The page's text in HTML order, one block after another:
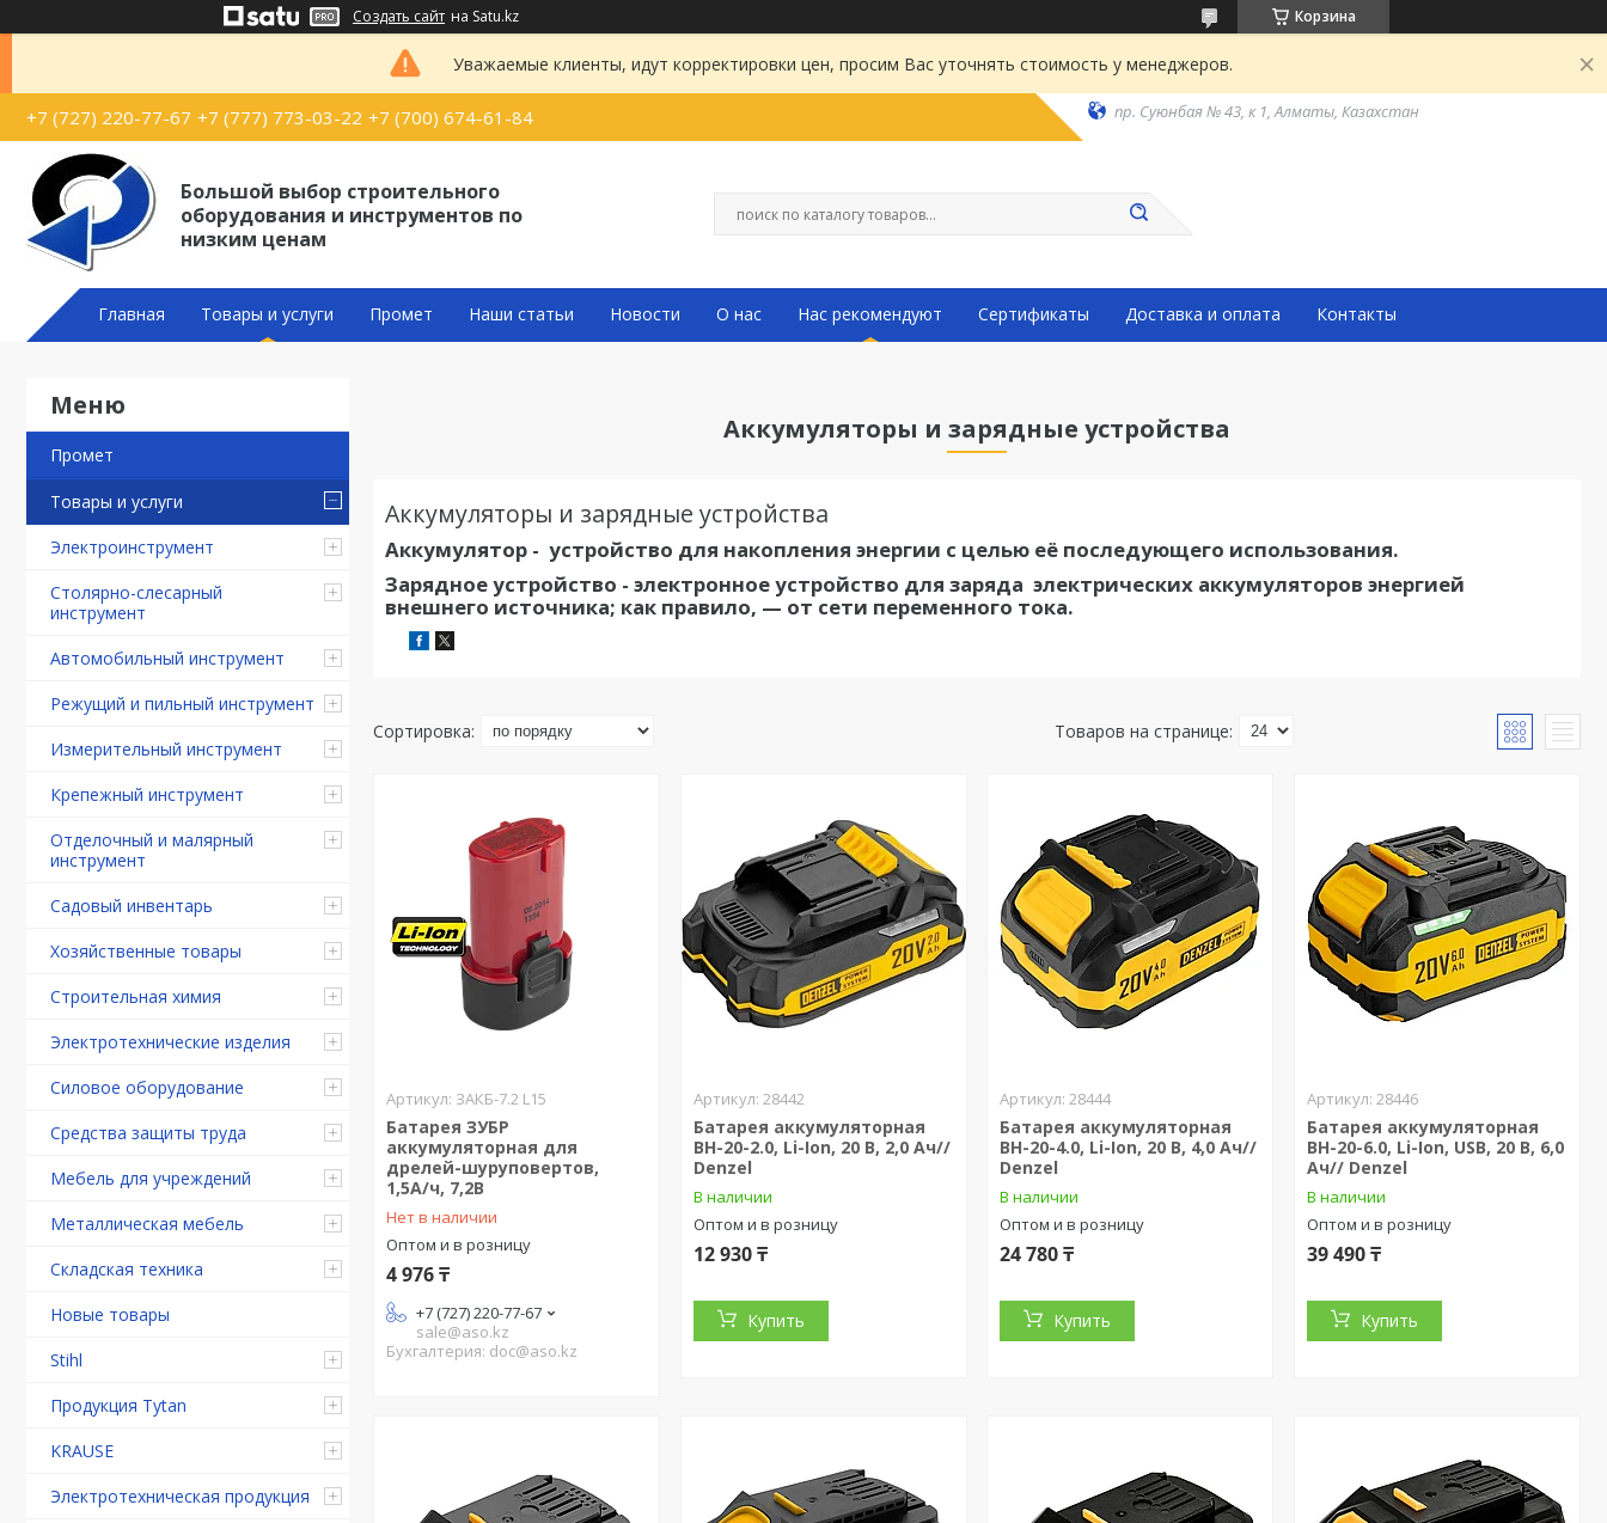
Создать сайт на Satu.kz Корзина
Уважаемые клиенты, идут корректировки цен, просим Вас уточнять стоимость у менеджеров.
+7 (727) 220-77-67 +7 (777) 773-03-22 +7 (700) 674-61-84 пр. Суюнбая № 43, к 1, Алматы, Казахстан
Большой выбор строительного
оборудования и инструментов по
низким ценам
Главная Товары и услуги Промет Наши статьи Новости О нас Нас рекомендуют Сертификаты Доставка и оплата Контакты
Промет
Товары и услуги
Электроинструмент
Столярно-слесарный
инструмент
Автомобильный инструмент
Режущий и пильный инструмент
Измерительный инструмент
Крепежный инструмент
Отделочный и малярный
инструмент
Садовый инвентарь
Хозяйственные товары
Строительная химия
Электротехнические изделия
Силовое оборудование
Средства защиты труда
Мебель для учреждений
Металлическая мебель
Складская техника
Новые товары
Stihl
Продукция Tytan
KRAUSE
Электротехническая продукция
Аккумуляторы и зарядные устройства
Аккумуляторы и зарядные устройства
Аккумулятор - устройство для накопления энергии с целью её последующего использования.
Зарядное устройство - электронное устройство для заряда электрических аккумуляторов энергией
внешнего источника; как правило, — от сети переменного тока.
ЗАКБ-7.2 L15
Батарея ЗУБР
аккумуляторная для
дрелей-шуруповертов,
1,5А/ч, 7,2В
Нет в наличии
Оптом и в розницу
4 976 ₸
+7 (727) 220-77-67
sale@aso.kz
Бухгалтерия: doc@aso.kz
28442
Батарея аккумуляторная
BH-20-2.0, Li-Ion, 20 В, 2,0 Ач//
Denzel
В наличии
Оптом и в розницу
12 930 ₸
Купить
28444
Батарея аккумуляторная
BH-20-4.0, Li-Ion, 20 В, 4,0 Ач//
Denzel
В наличии
Оптом и в розницу
24 780 ₸
Купить
28446
Батарея аккумуляторная
BH-20-6.0, Li-Ion, USB, 20 В, 6,0
Ач// Denzel
В наличии
Оптом и в розницу
39 490 ₸
Купить